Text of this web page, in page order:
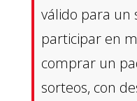
válido para un
participar en
comprar un
sorteos, con